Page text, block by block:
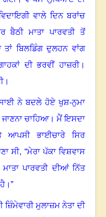
ਵਾਲੇ ਦਿਨ ਬਰਾਂਚ
ਬੈਠੀ ਮਾਤਾ ਪਾਰਵਤੀ ਤੋਂ
ਬਿਲਡਿੰਗ ਦੁਲਹਨ ਵਾਂਗ
ਦੀ ਭਰਵੀਂ ਹਾਜ਼ਰੀ।
।
ਨੇ ਬਦਲੇ ਹੋਏ ਖੁਸ਼-ਨੁਮਾ
ਚਾਹਿਆ। ਮੈਂ ਇਸਦਾ
ਆਪਸੀ ਭਾਈਚਾਰੇ ਸਿਰ
ਸੀ, “ਮੇਰਾ ਪੱਕਾ ਵਿਸ਼ਵਾਸ
ਪਾਰਵਤੀ ਦੀਆਂ ਨਿੱਤ
। ”
ਮੁਲਾਜ਼ਮ ਨੇਤਾ ਦੀ